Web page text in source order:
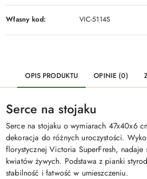
Własny kod: VIC-5114S
OPIS PRODUKTU OPINIE (0)
Serce na stojaku
Serce na stojaku o wymiarach 47x40x6
dekoracja do różnych uroczystości.
florystycznej Victoria SuperFresh,
kwiatów żywych. Podstawa z pianki
stabilność i łatwość w umieszczeniu.